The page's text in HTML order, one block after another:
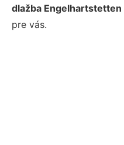
dlažba Engelhartstetten
pre vás.